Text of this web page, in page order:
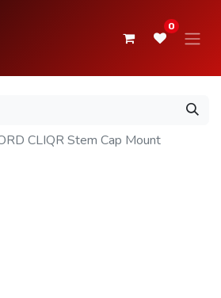
0
CLIQR Stem Cap Mount